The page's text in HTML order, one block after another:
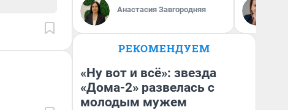
Анастасия Завгородняя
РЕКОМЕНДУЕМ
«Ну вот и всё»: звезда
«Дома-2» развелась с
молодым мужем